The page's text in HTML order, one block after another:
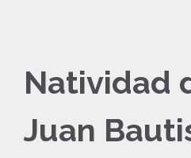
Natividad
Juan